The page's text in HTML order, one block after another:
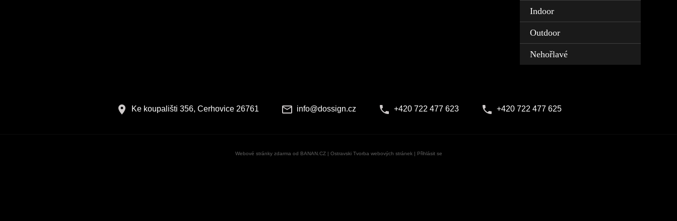
Indoor
Outdoor
Nehořlavé
Ke koupališti 356, Cerhovice 26761 info@dossign.cz +420 722 477 623 +420 722 477 625
Webové stránky zdarma od BANAN.CZ| Ostravski Tvorba webových stránek | Přihlásit se